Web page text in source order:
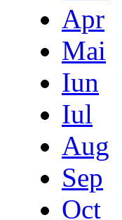
Apr
Mai
Iun
Iul
Aug
Sep
Oct